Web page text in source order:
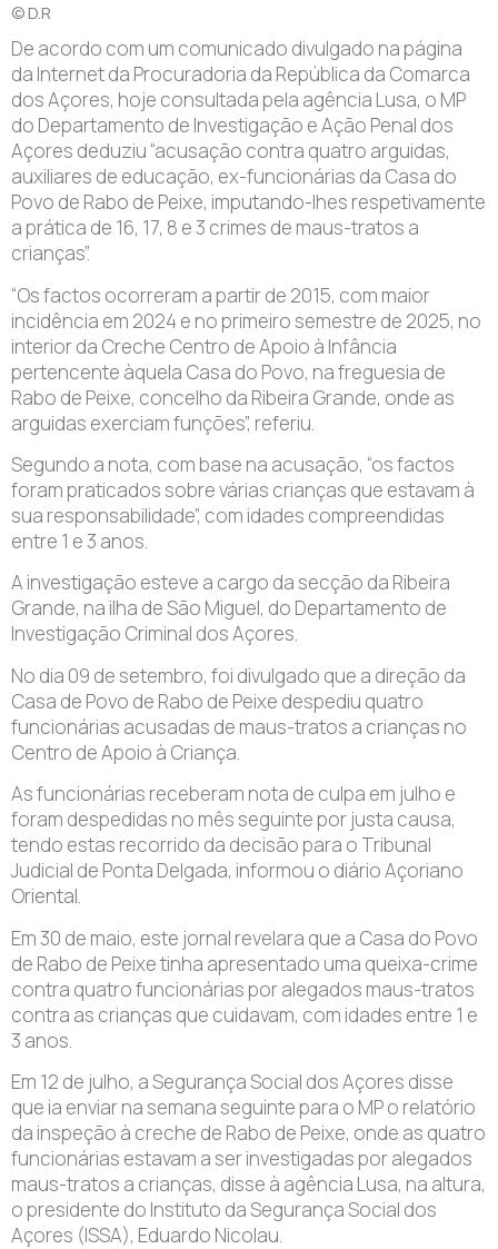
© D.R
De acordo com um comunicado divulgado na página
da Internet da Procuradoria da República da Comarca
dos Açores, hoje consultada pela agência Lusa, o MP
do Departamento de Investigação e Ação Penal dos
Açores deduziu “acusação contra quatro arguidas,
auxiliares de educação, ex-funcionárias da Casa do
Povo de Rabo de Peixe, imputando-lhes respetivamente
a prática de 16, 17, 8 e 3 crimes de maus-tratos a
crianças”.
“Os factos ocorreram a partir de 2015, com maior
incidência em 2024 e no primeiro semestre de 2025, no
interior da Creche Centro de Apoio à Infância
pertencente àquela Casa do Povo, na freguesia de
Rabo de Peixe, concelho da Ribeira Grande, onde as
arguidas exerciam funções”, referiu.
Segundo a nota, com base na acusação, “os factos
foram praticados sobre várias crianças que estavam à
sua responsabilidade”, com idades compreendidas
entre 1 e 3 anos.
A investigação esteve a cargo da secção da Ribeira
Grande, na ilha de São Miguel, do Departamento de
Investigação Criminal dos Açores.
No dia 09 de setembro, foi divulgado que a direção da
Casa de Povo de Rabo de Peixe despediu quatro
funcionárias acusadas de maus-tratos a crianças no
Centro de Apoio à Criança.
As funcionárias receberam nota de culpa em julho e
foram despedidas no mês seguinte por justa causa,
tendo estas recorrido da decisão para o Tribunal
Judicial de Ponta Delgada, informou o diário Açoriano
Oriental.
Em 30 de maio, este jornal revelara que a Casa do Povo
de Rabo de Peixe tinha apresentado uma queixa-crime
contra quatro funcionárias por alegados maus-tratos
contra as crianças que cuidavam, com idades entre 1 e
3 anos.
Em 12 de julho, a Segurança Social dos Açores disse
que ia enviar na semana seguinte para o MP o relatório
da inspeção à creche de Rabo de Peixe, onde as quatro
funcionárias estavam a ser investigadas por alegados
maus-tratos a crianças, disse à agência Lusa, na altura,
o presidente do Instituto da Segurança Social dos
Açores (ISSA), Eduardo Nicolau.